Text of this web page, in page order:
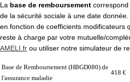
La base de remboursement
de la sécurité sociale à une date
en fonction de coefficients modificateurs
reste à charge par votre mutuelle/
AMELI.fr ou utiliser notre simulateur de
Base de Remboursement (HBGD080) de
l'assurance maladie
418 €